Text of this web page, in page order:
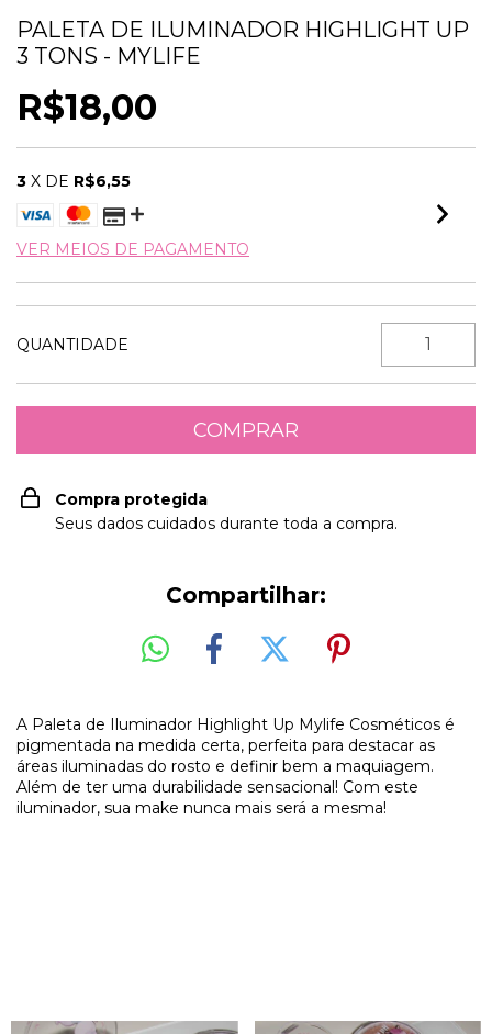
PALETA DE ILUMINADOR HIGHLIGHT UP
3 TONS - MYLIFE
R$18,00
3 X DE R$6,55
VER MEIOS DE PAGAMENTO
QUANTIDADE
Compra protegida
Seus dados cuidados durante toda a compra.
Compartilhar:
A Paleta de Iluminador Highlight Up Mylife Cosméticos é
pigmentada na medida certa, perfeita para destacar as
áreas iluminadas do rosto e definir bem a maquiagem.
Além de ter uma durabilidade sensacional! Com este
iluminador, sua make nunca mais será a mesma!